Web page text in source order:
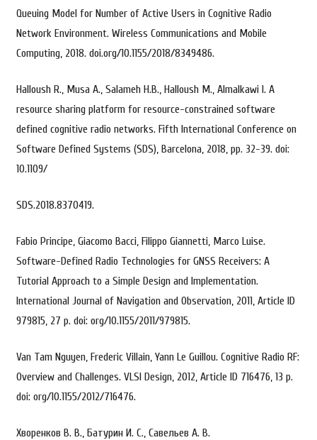
Queuing Model for Number of Active Users in Cognitive Radio
Network Environment. Wireless Communications and Mobile
Computing, 2018. doi.org/10.1155/2018/8349486.
Halloush R., Musa A., Salameh H.B., Halloush M., Almalkawi I. A
resource sharing platform for resource-constrained software
defined cognitive radio networks. Fifth International Conference on
Software Defined Systems (SDS), Barcelona, 2018, pp. 32-39. doi:
10.1109/
SDS.2018.8370419.
Fabio Principe, Giacomo Bacci, Filippo Giannetti, Marco Luise.
Software-Defined Radio Technologies for GNSS Receivers: A
Tutorial Approach to a Simple Design and Implementation.
International Journal of Navigation and Observation, 2011, Article ID
979815, 27 p. doi: org/10.1155/2011/979815.
Van Tam Nguyen, Frederic Villain, Yann Le Guillou. Cognitive Radio RF:
Overview and Challenges. VLSI Design, 2012, Article ID 716476, 13 p.
doi: org/10.1155/2012/716476.
Хворенков В. В., Батурин И. С., Савельев А. В.